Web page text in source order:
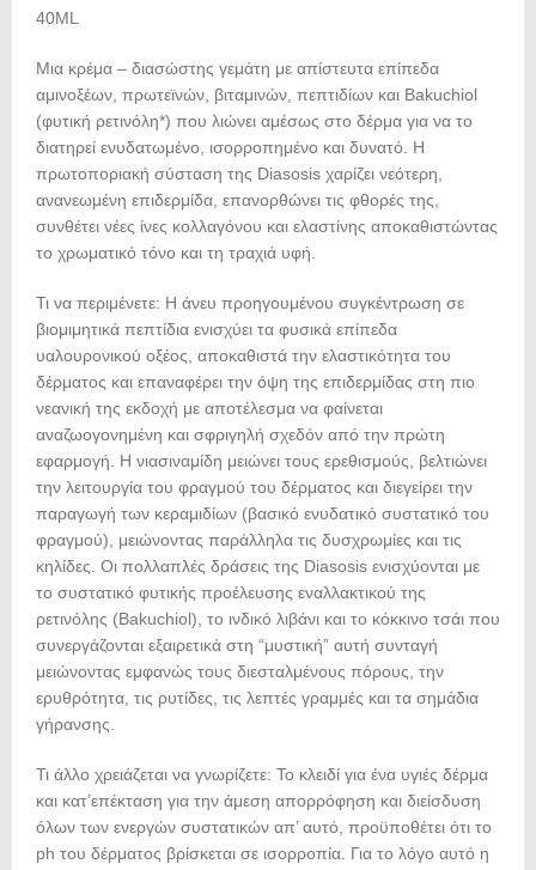
40ML
Μια κρέμα – διασώστης γεμάτη με απίστευτα επίπεδα
αμινοξέων, πρωτεϊνών, βιταμινών, πεπτιδίων και Bakuchiol
(φυτική ρετινόλη*) που λιώνει αμέσως στο δέρμα για να το
διατηρεί ενυδατωμένο, ισορροπημένο και δυνατό. Η
πρωτοποριακή σύσταση της Diasosis χαρίζει νεότερη,
ανανεωμένη επιδερμίδα, επανορθώνει τις φθορές της,
συνθέτει νέες ίνες κολλαγόνου και ελαστίνης αποκαθιστώντας
το χρωματικό τόνο και τη τραχιά υφή.
Τι να περιμένετε: Η άνευ προηγουμένου συγκέντρωση σε
βιομιμητικά πεπτίδια ενισχύει τα φυσικά επίπεδα
υαλουρονικού οξέος, αποκαθιστά την ελαστικότητα του
δέρματος και επαναφέρει την όψη της επιδερμίδας στη πιο
νεανική της εκδοχή με αποτέλεσμα να φαίνεται
αναζωογονημένη και σφριγηλή σχεδόν από την πρώτη
εφαρμογή. Η νιασιναμίδη μειώνει τους ερεθισμούς, βελτιώνει
την λειτουργία του φραγμού του δέρματος και διεγείρει την
παραγωγή των κεραμιδίων (βασικό ενυδατικό συστατικό του
φραγμού), μειώνοντας παράλληλα τις δυσχρωμίες και τις
κηλίδες. Οι πολλαπλές δράσεις της Diasosis ενισχύονται με
το συστατικό φυτικής προέλευσης εναλλακτικού της
ρετινόλης (Bakuchiol), το ινδικό λιβάνι και το κόκκινο τσάι που
συνεργάζονται εξαιρετικά στη “μυστική” αυτή συνταγή
μειώνοντας εμφανώς τους διεσταλμένους πόρους, την
ερυθρότητα, τις ρυτίδες, τις λεπτές γραμμές και τα σημάδια
γήρανσης.
Τι άλλο χρειάζεται να γνωρίζετε: Το κλειδί για ένα υγιές δέρμα
και κατ’επέκταση για την άμεση απορρόφηση και διείσδυση
όλων των ενεργών συστατικών απ’ αυτό, προϋποθέτει ότι το
ph του δέρματος βρίσκεται σε ισορροπία. Για το λόγο αυτό η